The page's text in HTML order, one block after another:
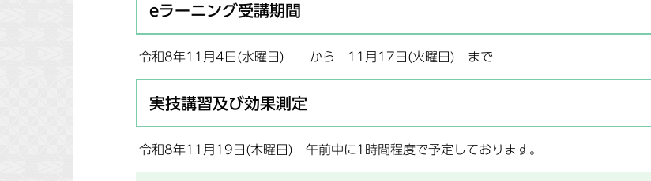
eラーニング受講期間
令和8年11月4日(水曜日) から 11月17日(火曜日) まで
実技講習及び効果測定
令和8年11月19日(木曜日) 午前中に1時間程度で予定しております。